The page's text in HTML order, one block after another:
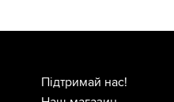
Підтримай нас!